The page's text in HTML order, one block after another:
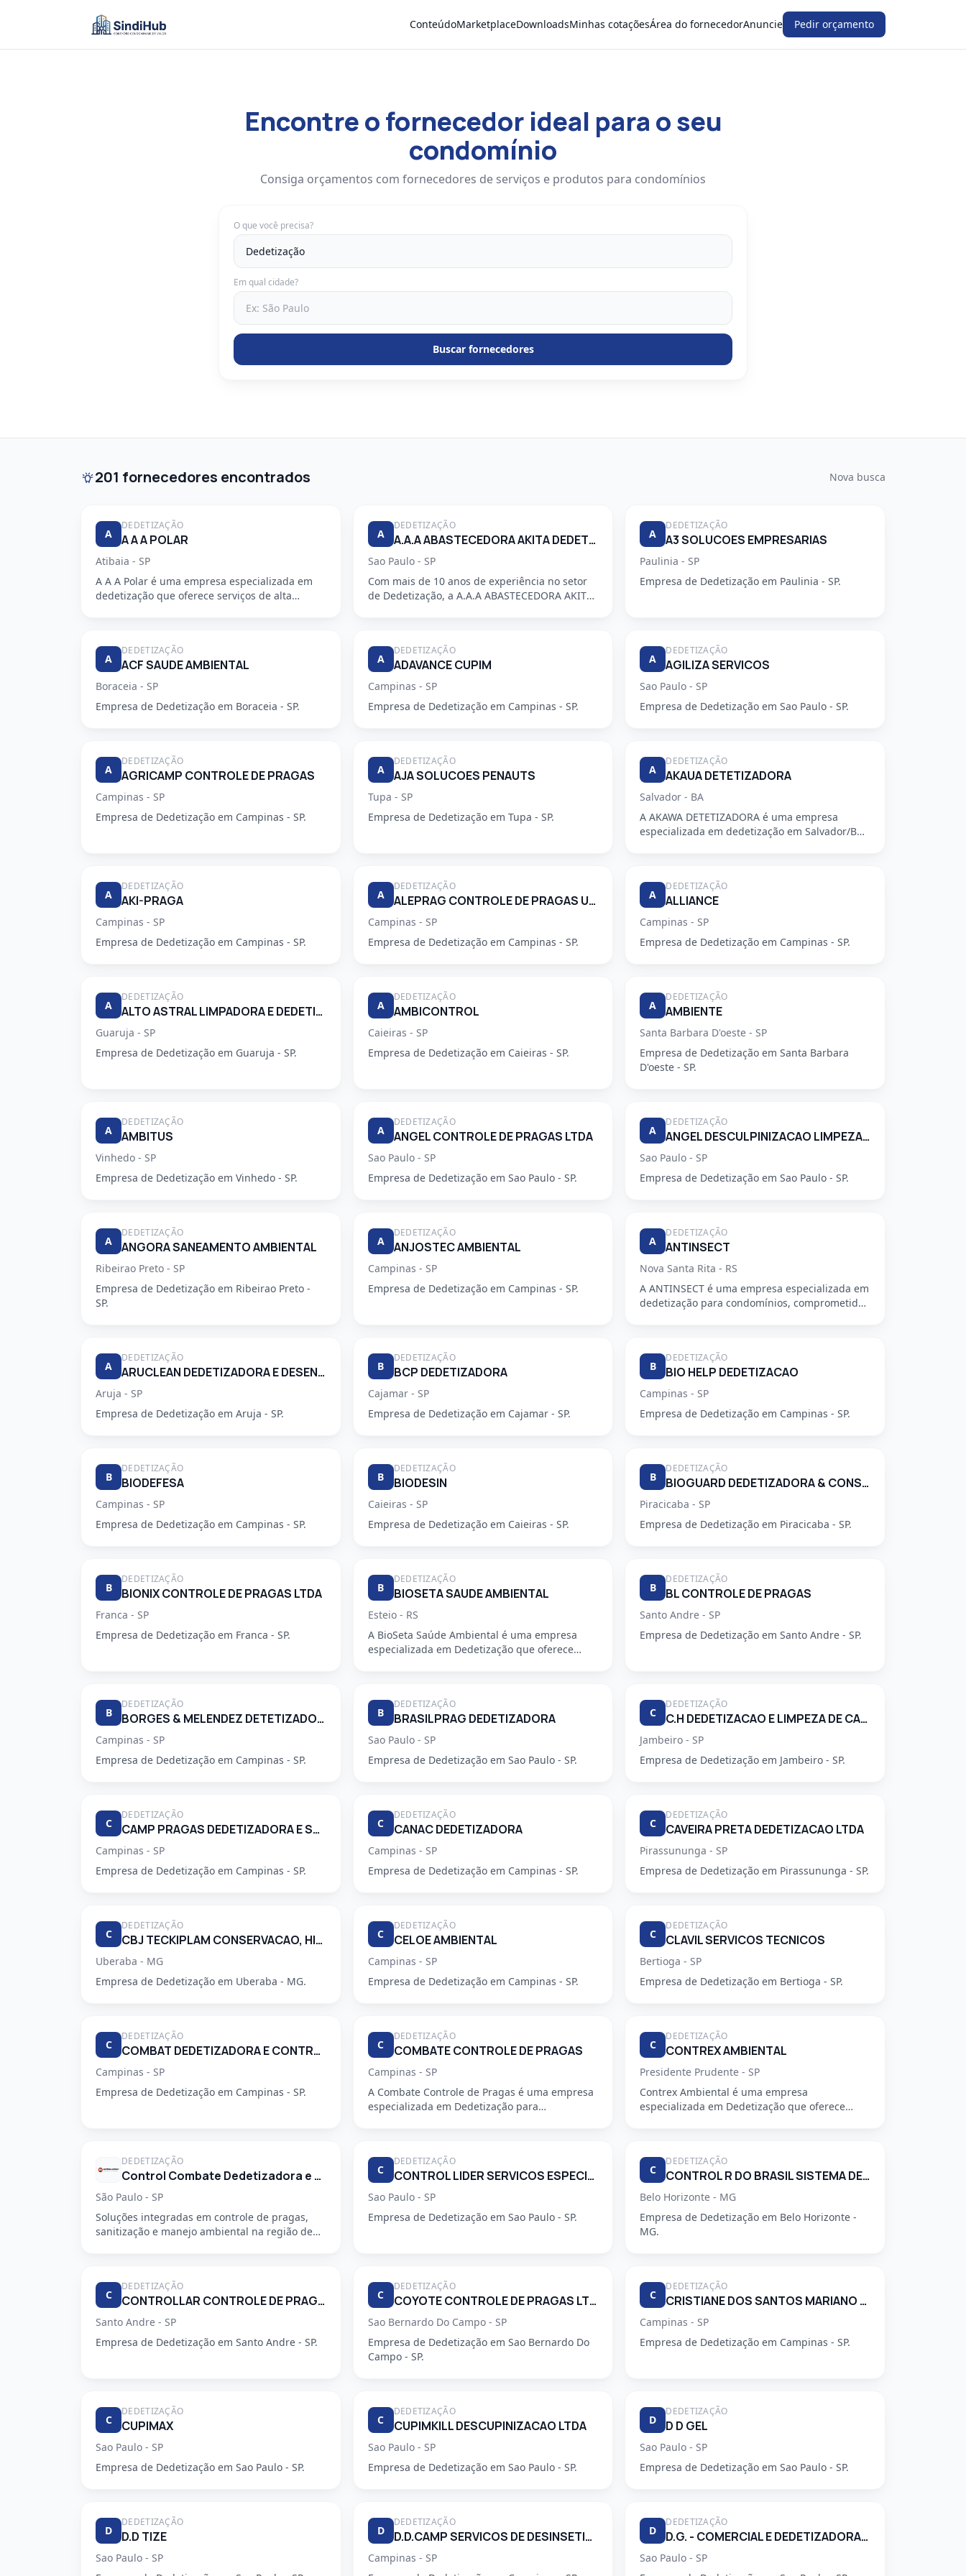
ConteúdoMarketplaceDownloadsMinhas cotaçõesÁrea do fornecedorAnuncie Pedir orçamento
Encontre o fornecedor ideal para o seu
condomínio
Consiga orçamentos com fornecedores de serviços e produtos para condomínios
O que você precisa?
Em qual cidade?
Buscar fornecedores
201 fornecedores encontrados Nova busca
A
DEDETIZAÇÃO
A A A POLAR
Atibaia - SP
A A A Polar é uma empresa especializada em
dedetização que oferece serviços de alta
A
DEDETIZAÇÃO
A.A.A ABASTECEDORA AKITA DEDETIZADORA S/S LTDA
Sao Paulo - SP
Com mais de 10 anos de experiência no setor
de Dedetização, a A.A.A ABASTECEDORA AKITA
A
DEDETIZAÇÃO
A3 SOLUCOES EMPRESARIAS
Paulinia - SP
Empresa de Dedetização em Paulinia - SP.
A
DEDETIZAÇÃO
ACF SAUDE AMBIENTAL
Boraceia - SP
Empresa de Dedetização em Boraceia - SP.
A
DEDETIZAÇÃO
ADAVANCE CUPIM
Campinas - SP
Empresa de Dedetização em Campinas - SP.
A
DEDETIZAÇÃO
AGILIZA SERVICOS
Sao Paulo - SP
Empresa de Dedetização em Sao Paulo - SP.
A
DEDETIZAÇÃO
AGRICAMP CONTROLE DE PRAGAS
Campinas - SP
Empresa de Dedetização em Campinas - SP.
A
DEDETIZAÇÃO
AJA SOLUCOES PENAUTS
Tupa - SP
Empresa de Dedetização em Tupa - SP.
A
DEDETIZAÇÃO
AKAUA DETETIZADORA
Salvador - BA
A AKAWA DETETIZADORA é uma empresa
especializada em dedetização em Salvador/BA,
A
DEDETIZAÇÃO
AKI-PRAGA
Campinas - SP
Empresa de Dedetização em Campinas - SP.
A
DEDETIZAÇÃO
ALEPRAG CONTROLE DE PRAGAS URBANAS LTDA
Campinas - SP
Empresa de Dedetização em Campinas - SP.
A
DEDETIZAÇÃO
ALLIANCE
Campinas - SP
Empresa de Dedetização em Campinas - SP.
A
DEDETIZAÇÃO
ALTO ASTRAL LIMPADORA E DEDETIZADORA
Guaruja - SP
Empresa de Dedetização em Guaruja - SP.
A
DEDETIZAÇÃO
AMBICONTROL
Caieiras - SP
Empresa de Dedetização em Caieiras - SP.
A
DEDETIZAÇÃO
AMBIENTE
Santa Barbara D'oeste - SP
Empresa de Dedetização em Santa Barbara
D'oeste - SP.
A
DEDETIZAÇÃO
AMBITUS
Vinhedo - SP
Empresa de Dedetização em Vinhedo - SP.
A
DEDETIZAÇÃO
ANGEL CONTROLE DE PRAGAS LTDA
Sao Paulo - SP
Empresa de Dedetização em Sao Paulo - SP.
A
DEDETIZAÇÃO
ANGEL DESCULPINIZACAO LIMPEZA E RESTAURACAO DE CAIXAS DAGUA E CONTROLE DE PRAGAS LTDA
Sao Paulo - SP
Empresa de Dedetização em Sao Paulo - SP.
A
DEDETIZAÇÃO
ANGORA SANEAMENTO AMBIENTAL
Ribeirao Preto - SP
Empresa de Dedetização em Ribeirao Preto -
SP.
A
DEDETIZAÇÃO
ANJOSTEC AMBIENTAL
Campinas - SP
Empresa de Dedetização em Campinas - SP.
A
DEDETIZAÇÃO
ANTINSECT
Nova Santa Rita - RS
A ANTINSECT é uma empresa especializada em
dedetização para condomínios, comprometida
A
DEDETIZAÇÃO
ARUCLEAN DEDETIZADORA E DESENTUPIDORA
Aruja - SP
Empresa de Dedetização em Aruja - SP.
B
DEDETIZAÇÃO
BCP DEDETIZADORA
Cajamar - SP
Empresa de Dedetização em Cajamar - SP.
B
DEDETIZAÇÃO
BIO HELP DEDETIZACAO
Campinas - SP
Empresa de Dedetização em Campinas - SP.
B
DEDETIZAÇÃO
BIODEFESA
Campinas - SP
Empresa de Dedetização em Campinas - SP.
B
DEDETIZAÇÃO
BIODESIN
Caieiras - SP
Empresa de Dedetização em Caieiras - SP.
B
DEDETIZAÇÃO
BIOGUARD DEDETIZADORA & CONSULTORIA LTDA
Piracicaba - SP
Empresa de Dedetização em Piracicaba - SP.
B
DEDETIZAÇÃO
BIONIX CONTROLE DE PRAGAS LTDA
Franca - SP
Empresa de Dedetização em Franca - SP.
B
DEDETIZAÇÃO
BIOSETA SAUDE AMBIENTAL
Esteio - RS
A BioSeta Saúde Ambiental é uma empresa
especializada em Dedetização que oferece
B
DEDETIZAÇÃO
BL CONTROLE DE PRAGAS
Santo Andre - SP
Empresa de Dedetização em Santo Andre - SP.
B
DEDETIZAÇÃO
BORGES & MELENDEZ DETETIZADORA LTDA
Campinas - SP
Empresa de Dedetização em Campinas - SP.
B
DEDETIZAÇÃO
BRASILPRAG DEDETIZADORA
Sao Paulo - SP
Empresa de Dedetização em Sao Paulo - SP.
C
DEDETIZAÇÃO
C.H DEDETIZACAO E LIMPEZA DE CAIXA D'AGUA LTDA
Jambeiro - SP
Empresa de Dedetização em Jambeiro - SP.
C
DEDETIZAÇÃO
CAMP PRAGAS DEDETIZADORA E SERVICOS DE LIMPEZA LTDA
Campinas - SP
Empresa de Dedetização em Campinas - SP.
C
DEDETIZAÇÃO
CANAC DEDETIZADORA
Campinas - SP
Empresa de Dedetização em Campinas - SP.
C
DEDETIZAÇÃO
CAVEIRA PRETA DEDETIZACAO LTDA
Pirassununga - SP
Empresa de Dedetização em Pirassununga - SP.
C
DEDETIZAÇÃO
CBJ TECKIPLAM CONSERVACAO, HIGIENIZACAO E LIMPEZA.
Uberaba - MG
Empresa de Dedetização em Uberaba - MG.
C
DEDETIZAÇÃO
CELOE AMBIENTAL
Campinas - SP
Empresa de Dedetização em Campinas - SP.
C
DEDETIZAÇÃO
CLAVIL SERVICOS TECNICOS
Bertioga - SP
Empresa de Dedetização em Bertioga - SP.
C
DEDETIZAÇÃO
COMBAT DEDETIZADORA E CONTROLE DE PRAGAS URBANAS
Campinas - SP
Empresa de Dedetização em Campinas - SP.
C
DEDETIZAÇÃO
COMBATE CONTROLE DE PRAGAS
Campinas - SP
A Combate Controle de Pragas é uma empresa
especializada em Dedetização para
C
DEDETIZAÇÃO
CONTREX AMBIENTAL
Presidente Prudente - SP
Contrex Ambiental é uma empresa
especializada em Dedetização que oferece
DEDETIZAÇÃO
Control Combate Dedetizadora e Desentupidora
São Paulo - SP
Soluções integradas em controle de pragas,
sanitização e manejo ambiental na região de
C
DEDETIZAÇÃO
CONTROL LIDER SERVICOS ESPECIALIZADOS LTDA
Sao Paulo - SP
Empresa de Dedetização em Sao Paulo - SP.
C
DEDETIZAÇÃO
CONTROL R DO BRASIL SISTEMA DE CONTROLE AMBIENTAL LTDA
Belo Horizonte - MG
Empresa de Dedetização em Belo Horizonte -
MG.
C
DEDETIZAÇÃO
CONTROLLAR CONTROLE DE PRAGAS URBANAS
Santo Andre - SP
Empresa de Dedetização em Santo Andre - SP.
C
DEDETIZAÇÃO
COYOTE CONTROLE DE PRAGAS LTDA
Sao Bernardo Do Campo - SP
Empresa de Dedetização em Sao Bernardo Do
Campo - SP.
C
DEDETIZAÇÃO
CRISTIANE DOS SANTOS MARIANO 34248553830
Campinas - SP
Empresa de Dedetização em Campinas - SP.
C
DEDETIZAÇÃO
CUPIMAX
Sao Paulo - SP
Empresa de Dedetização em Sao Paulo - SP.
C
DEDETIZAÇÃO
CUPIMKILL DESCUPINIZACAO LTDA
Sao Paulo - SP
Empresa de Dedetização em Sao Paulo - SP.
D
DEDETIZAÇÃO
D D GEL
Sao Paulo - SP
Empresa de Dedetização em Sao Paulo - SP.
D
DEDETIZAÇÃO
D.D TIZE
Sao Paulo - SP
D
DEDETIZAÇÃO
D.D.CAMP SERVICOS DE DESINSETIZACAO LTDA.
Campinas - SP
D
DEDETIZAÇÃO
D.G. - COMERCIAL E DEDETIZADORA GARCA LTDA
Sao Paulo - SP